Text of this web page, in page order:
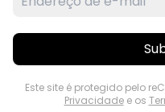
Este site é protegido pelo
Privacidadee os